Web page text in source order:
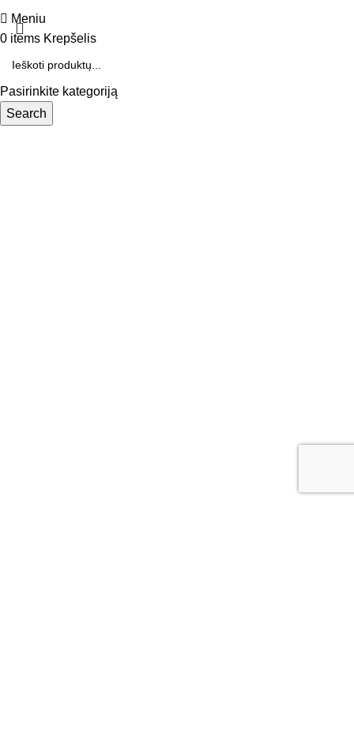
Pasirinkite kategoriją
Search
Meniu
0 items Krepšelis